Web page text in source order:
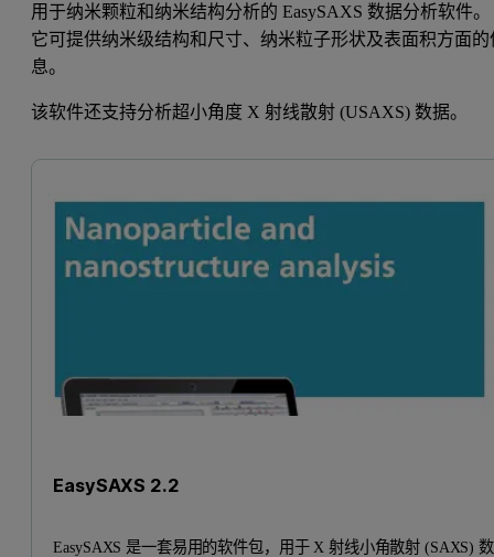
用于纳米颗粒和纳米结构分析的 EasySAXS 数据分析软件。
它可提供纳米级结构和尺寸、纳米粒子形状及表面积方面的
息。
该软件还支持分析超小角度 X 射线散射 (USAXS) 数据。
EasySAXS 2.2
EasySAXS 是一套易用的软件包，用于 X 射线小角散射 (SAXS)